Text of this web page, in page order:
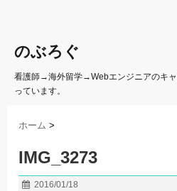
のぶろぐ
看護師→海外留学→Webエンジニアのキ
っています。
ホーム >
IMG_3273
2016/01/18